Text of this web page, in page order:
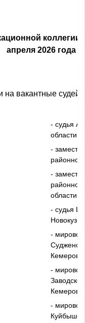
апреля 2026 года
вакантные
- судья
области;
-
-
области;
- судья
- мировой
- мировой
- мировой